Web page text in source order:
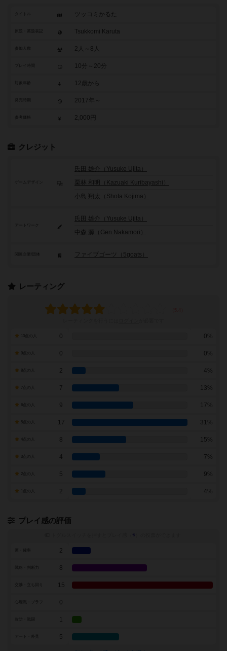
タイトル ツッコミかるた
Tsukkomi Karuta
参加人数 2人～8人
10分～20分
12歳から
2017年～
参考価格 2,000円
クレジット
ゲームデザイン
氏田 雄介（Yusuke Ujita）
栗林 和明（Kazuaki Kuribayashi）
小島 翔太（Shota Kojima）
アートワーク
氏田 雄介（Yusuke Ujita）
中森 源（Gen Nakamori）
ファイブゴーツ（5goats）
レーティング
0 0%
0 0%
2 4%
7点の人 7 13%
9 17%
17 31%
8 15%
4 7%
5 9%
2 4%
プレイ感の評価
※
2
戦略・判断力 8
15
0
1
アート・外見 5